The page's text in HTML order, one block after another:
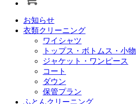
お知らせ
衣類クリーニング
ワイシャツ
トップス・ボトムス・小物
ジャケット・ワンピース
コート
ダウン
保管プラン
ふとんクリーニング